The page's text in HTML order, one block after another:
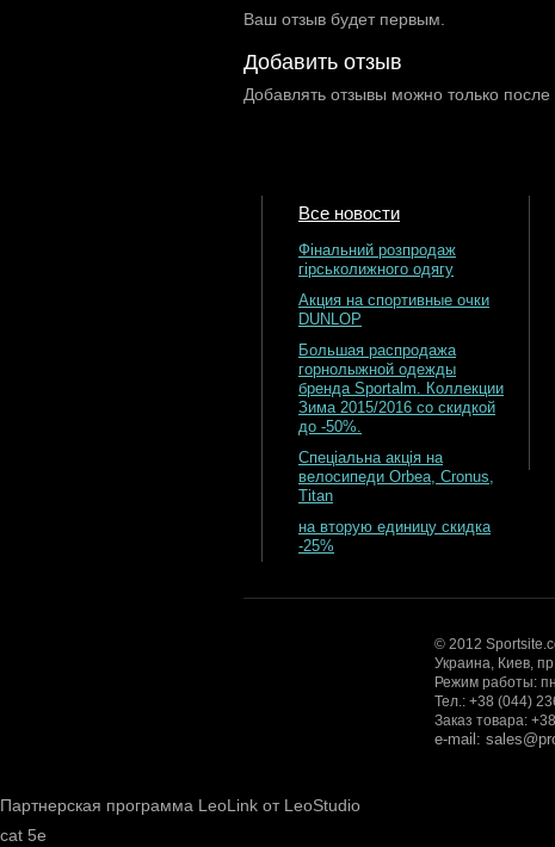
Ваш отзыв будет первым.
Добавить отзыв
Добавлять отзывы можно только после
Все новости
Фінальний розпродаж
гірськолижного одягу
Акция на спортивные очки
DUNLOP
Большая распродажа
горнолыжной одежды
бренда Sportalm. Коллекции
Зима 2015/2016 со скидкой
до -50%.
Спеціальна акція на
велосипеди Orbea, Cronus,
Titan
на вторую единицу скидка
-25%
© 2012
Украина, Киев,
Режим работы:
Тел.: +38 (044)
Заказ товара:
e-mail:
Партнерская программа LeoLink от LeoStudio
cat 5e